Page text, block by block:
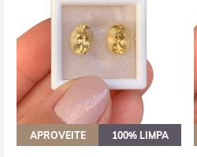
APROVEITE 100% LIMPA